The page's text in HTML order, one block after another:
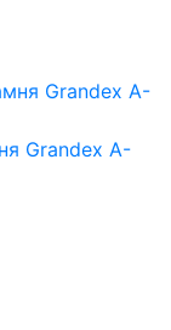
Grandex A-